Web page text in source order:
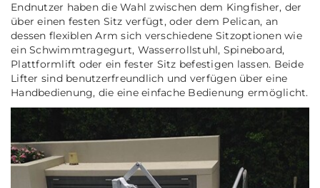
Endnutzer haben die Wahl zwischen dem Kingfisher, der
über einen festen Sitz verfügt, oder dem Pelican, an
dessen flexiblen Arm sich verschiedene Sitzoptionen wie
ein Schwimmtragegurt, Wasserrollstuhl, Spineboard,
Plattformlift oder ein fester Sitz befestigen lassen. Beide
Lifter sind benutzerfreundlich und verfügen über eine
Handbedienung, die eine einfache Bedienung ermöglicht.